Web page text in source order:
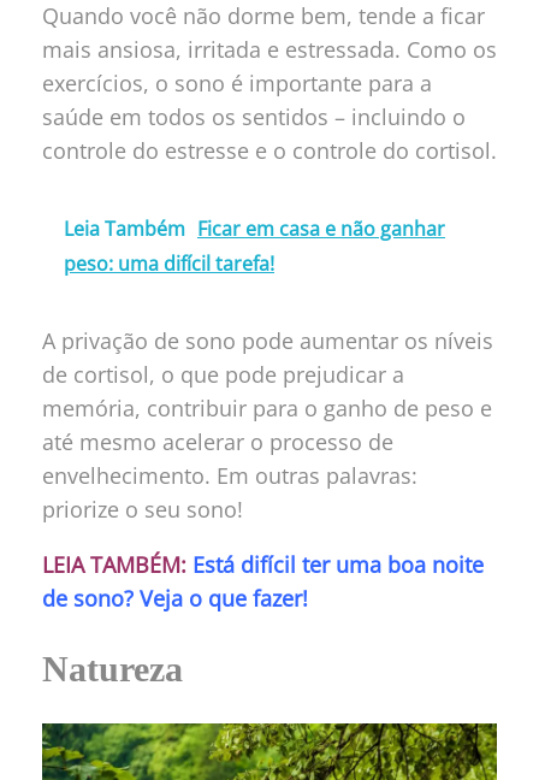
Quando você não dorme bem, tende a ficar
mais ansiosa, irritada e estressada. Como os
exercícios, o sono é importante para a
saúde em todos os sentidos – incluindo o
controle do estresse e o controle do cortisol.
Leia Também Ficar em casa e não ganhar
peso: uma difícil tarefa!
A privação de sono pode aumentar os níveis
de cortisol, o que pode prejudicar a
memória, contribuir para o ganho de peso e
até mesmo acelerar o processo de
envelhecimento. Em outras palavras:
priorize o seu sono!
LEIA TAMBÉM: Está difícil ter uma boa noite
de sono? Veja o que fazer!
Natureza